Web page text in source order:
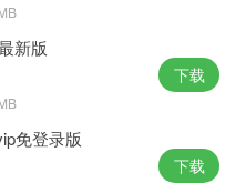
新版
下载
免登录版
下载